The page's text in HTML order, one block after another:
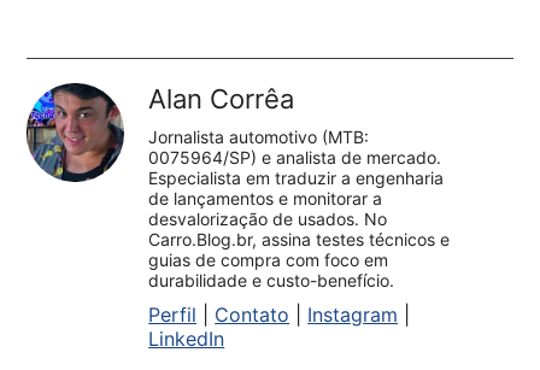
Alan Corrêa
Jornalista automotivo (MTB:
0075964/SP) e analista de mercado.
Especialista em traduzir a engenharia
de lançamentos e monitorar a
desvalorização de usados. No
Carro.Blog.br, assina testes técnicos e
guias de compra com foco em
durabilidade e custo-benefício.
Perfil Contato Instagram
LinkedIn